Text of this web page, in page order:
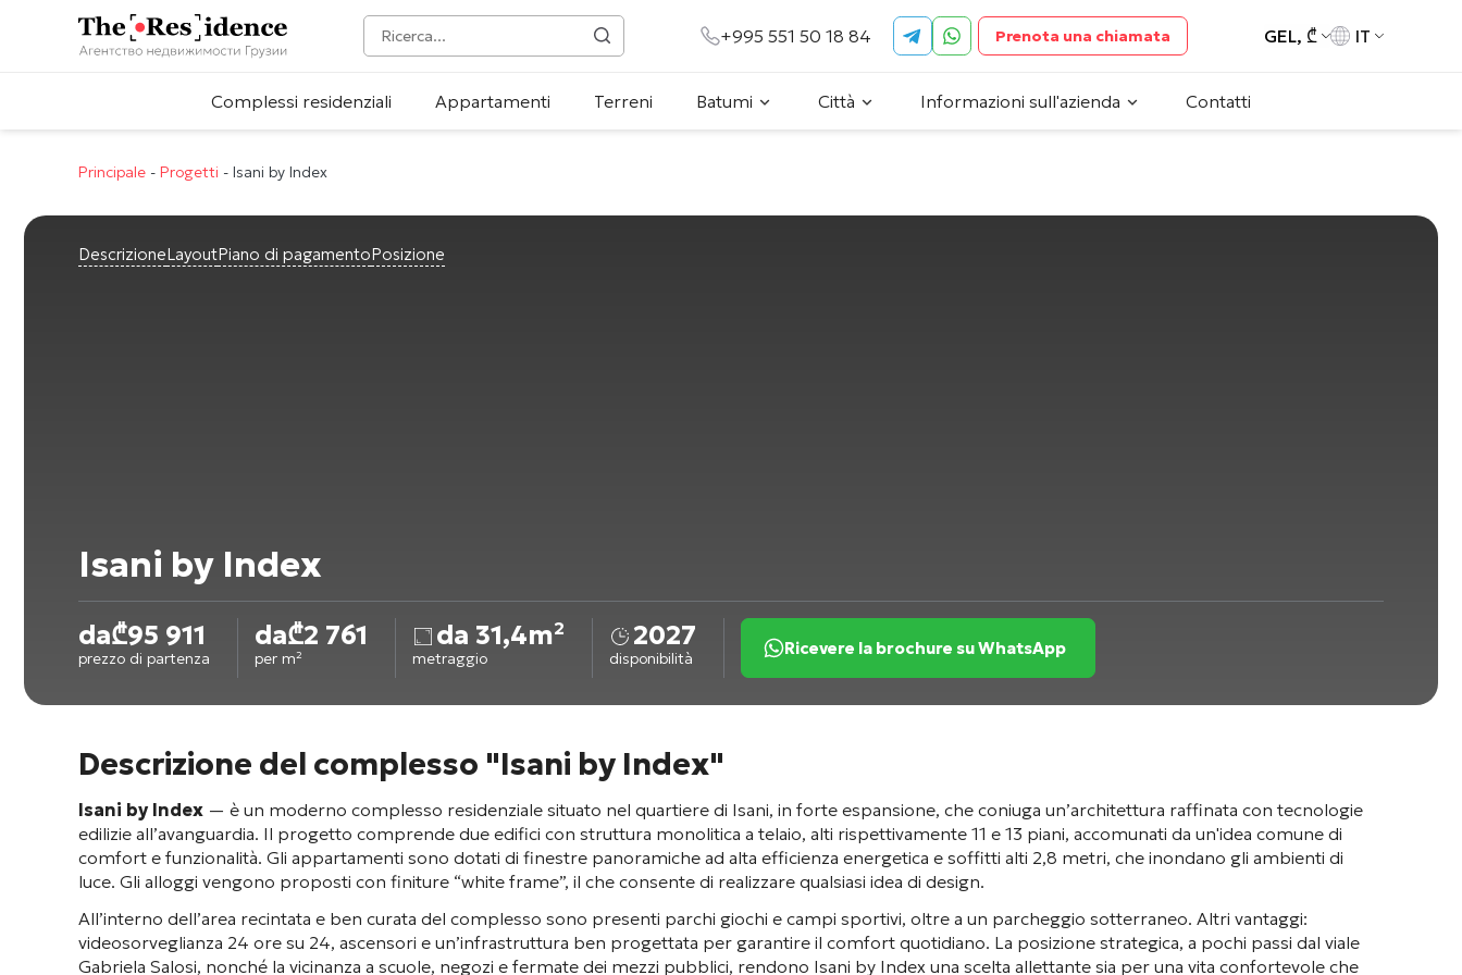
+995 551 50 18 84 Prenota una chiamata GEL, ₾ IT
Complessi residenziali Appartamenti Terreni Batumi Città Informazioni sull'azienda Contatti
Principale - Progetti - Isani by Index
DescrizioneLayoutPiano di pagamentoPosizione
Isani by Index
da₾95 911
prezzo di partenza
da₾2 761
per m²
da 31,4m²
metraggio
2027
disponibilità Ricevere la brochure su WhatsApp
Descrizione del complesso "Isani by Index"
Isani by Index — è un moderno complesso residenziale situato nel quartiere di Isani, in forte espansione, che coniuga un’architettura raffinata con tecnologie
edilizie all’avanguardia. Il progetto comprende due edifici con struttura monolitica a telaio, alti rispettivamente 11 e 13 piani, accomunati da un'idea comune di
comfort e funzionalità. Gli appartamenti sono dotati di finestre panoramiche ad alta efficienza energetica e soffitti alti 2,8 metri, che inondano gli ambienti di
luce. Gli alloggi vengono proposti con finiture “white frame”, il che consente di realizzare qualsiasi idea di design.
All’interno dell’area recintata e ben curata del complesso sono presenti parchi giochi e campi sportivi, oltre a un parcheggio sotterraneo. Altri vantaggi:
videosorveglianza 24 ore su 24, ascensori e un’infrastruttura ben progettata per garantire il comfort quotidiano. La posizione strategica, a pochi passi dal viale
Gabriela Salosi, nonché la vicinanza a scuole, negozi e fermate dei mezzi pubblici, rendono Isani by Index una scelta allettante sia per una vita confortevole che